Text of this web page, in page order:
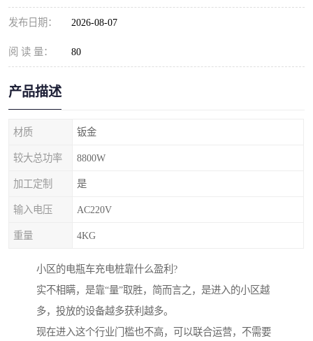
发布日期： 2026-08-07
阅 读 量： 80
产品描述
材质 钣金
较大总功率 8800W
加工定制 是
输入电压 AC220V
重量 4KG
小区的电瓶车充电桩靠什么盈利?
实不相瞒，是靠“量”取胜，简而言之，是进入的小区越
多，投放的设备越多获利越多。
现在进入这个行业门槛也不高，可以联合运营，不需要